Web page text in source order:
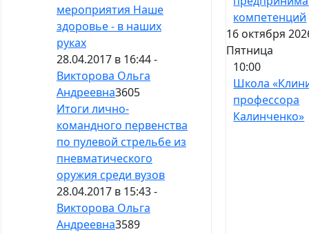
мероприятия Наше
здоровье - в наших
руках
28.04.2017 в 16:44 -
Викторова Ольга
Андреевна3605
Итоги лично-
командного первенства
по пулевой стрельбе из
пневматического
оружия среди вузов
28.04.2017 в 15:43 -
Викторова Ольга
Андреевна3589
компетенций
16 октября
Пятница
10:00
Школа
профессора
Калинченко»